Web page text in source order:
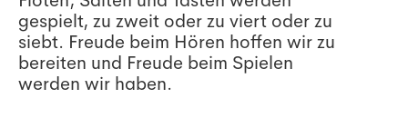
gespielt, zu zweit oder zu viert oder zu
siebt. Freude beim Hören hoffen wir zu
bereiten und Freude beim Spielen
werden wir haben.